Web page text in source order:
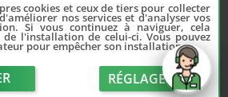
cookies et ceux de tiers pour collecter
nos services et d'analyser vos
Si vous continuez à naviguer, cela
l'installation de celui-ci. Vous pouvez
pour empêcher son installation.
RÉGLAGE